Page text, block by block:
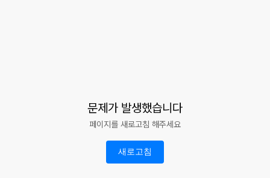
문제가 발생했습니다
페이지를 새로고침 해주세요
새로고침